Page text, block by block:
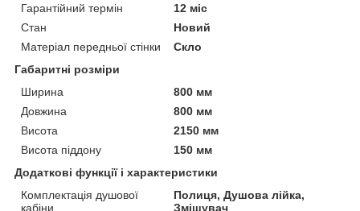
Гарантійний термін
12 міс
Стан
Новий
Матеріал передньої стінки
Скло
Габаритні розміри
Ширина
800 мм
Довжина
800 мм
Висота
2150 мм
Висота піддону
150 мм
Додаткові функції і характеристики
Комплектація душової
кабіни
Полиця, Душова лійка,
Змішувач